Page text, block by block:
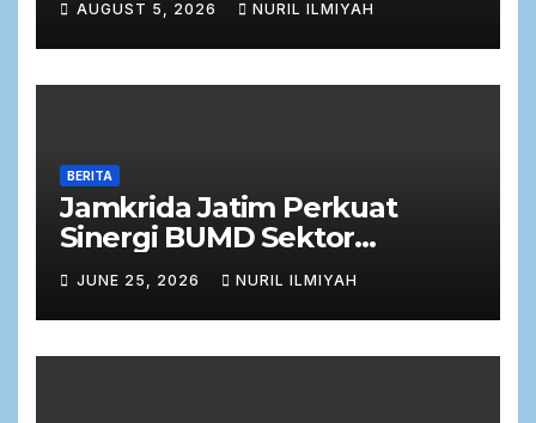
Obligatory 2026
AUGUST 5, 2026 NURIL ILMIYAH
BERITA
Jamkrida Jatim Perkuat
Sinergi BUMD Sektor
Keuangan dalam Rapat Kerja
Bersama Komisi C DPRD
Jawa Timur
JUNE 25, 2026 NURIL ILMIYAH